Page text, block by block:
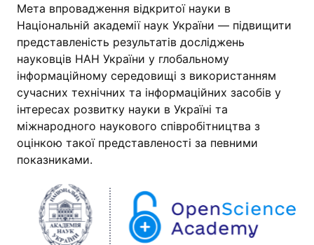
Мета впровадження відкритої науки в
Національній академії наук України — підвищити
представленість результатів досліджень
науковців НАН України у глобальному
інформаційному середовищі з використанням
сучасних технічних та інформаційних засобів у
інтересах розвитку науки в Україні та
міжнародного наукового співробітництва з
оцінкою такої представленості за певними
показниками.